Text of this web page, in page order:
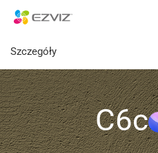
Szczegóły
C6c